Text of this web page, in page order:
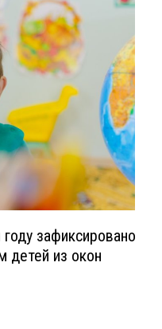
зафиксировано
детей из окон